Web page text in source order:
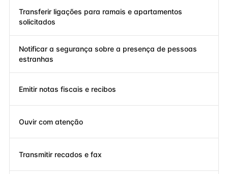
Transferir ligações para ramais e apartamentos
solicitados
Notificar a segurança sobre a presença de pessoas
estranhas
Emitir notas fiscais e recibos
Ouvir com atenção
Transmitir recados e fax